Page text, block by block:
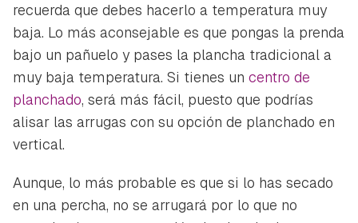
recuerda que debes hacerlo a temperatura muy
baja. Lo más aconsejable es que pongas la prenda
bajo un pañuelo y pases la plancha tradicional a
muy baja temperatura. Si tienes un centro de
planchado, será más fácil, puesto que podrías
alisar las arrugas con su opción de planchado en
vertical.
Aunque, lo más probable es que si lo has secado
en una percha, no se arrugará por lo que no